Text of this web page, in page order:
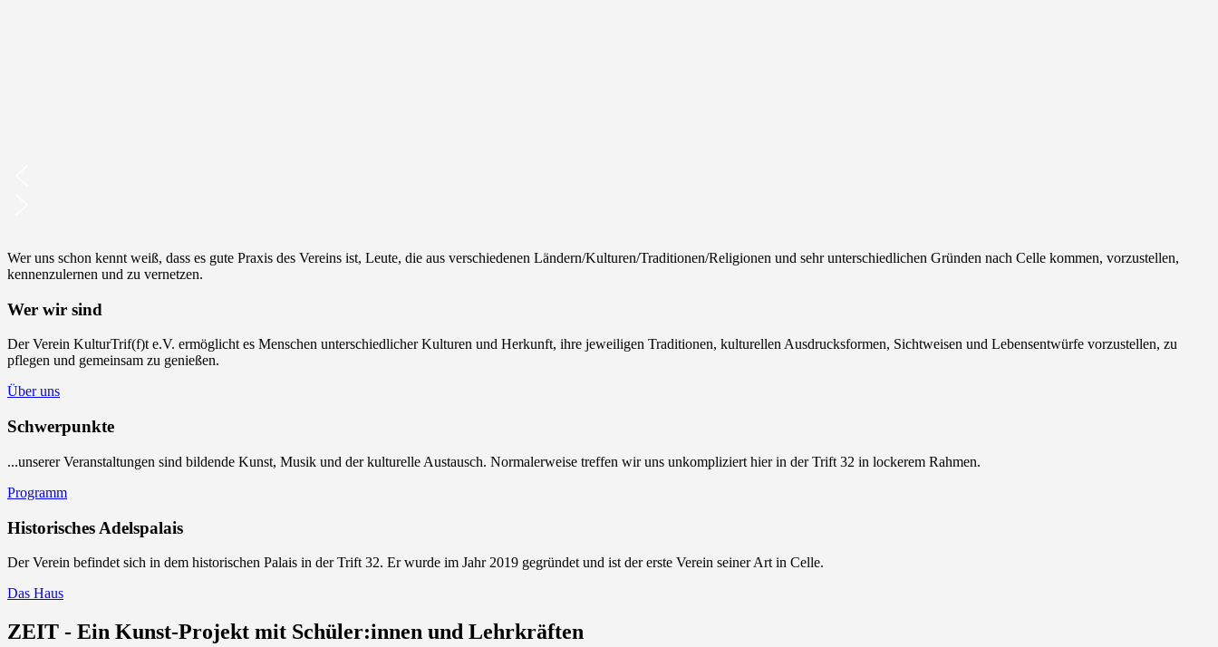
Wer uns schon kennt weiß, dass es gute Praxis des Vereins ist, Leute, die aus verschiedenen Ländern/Kulturen/Traditionen/Religionen und sehr unterschiedlichen Gründen nach Celle kommen, vorzustellen,
kennenzulernen und zu vernetzen.
Wer wir sind
Der Verein KulturTrif(f)t e.V. ermöglicht es Menschen unterschiedlicher Kulturen und Herkunft, ihre jeweiligen Traditionen, kulturellen Ausdrucksformen, Sichtweisen und Lebensentwürfe vorzustellen, zu
pflegen und gemeinsam zu genießen.
Über uns
Schwerpunkte
...unserer Veranstaltungen sind bildende Kunst, Musik und der kulturelle Austausch. Normalerweise treffen wir uns unkompliziert hier in der Trift 32 in lockerem Rahmen.
Programm
Historisches Adelspalais
Der Verein befindet sich in dem historischen Palais in der Trift 32. Er wurde im Jahr 2019 gegründet und ist der erste Verein seiner Art in Celle.
Das Haus
ZEIT - Ein Kunst-Projekt mit Schüler:innen und Lehrkräften